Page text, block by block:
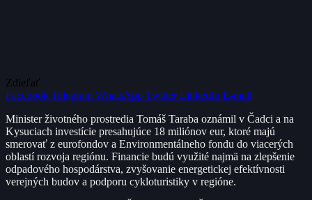
Zdieľať
Facebook Telegram WhatsApp Twitter LinkedIn E-mail
Minister životného prostredia Tomáš Taraba oznámil v Čadci a na
Kysuciach investície presahujúce 18 miliónov eur, ktoré majú
smerovať z eurofondov a Environmentálneho fondu do viacerých
oblastí rozvoja regiónu. Financie budú využité najmä na zlepšenie
odpadového hospodárstva, zvyšovanie energetickej efektívnosti
verejných budov a podporu cykloturistiky v regióne.